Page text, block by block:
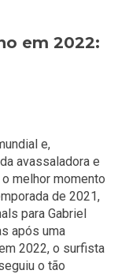
em 2022:
e,
avassaladora e
melhor momento
de 2021,
para Gabriel
após uma
2022, o surfista
o tão